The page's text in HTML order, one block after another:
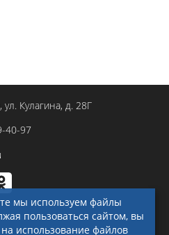
, ул. Кулагина, д. 28Г
40-97
мы используем файлы
пользоваться сайтом, вы
использование файлов